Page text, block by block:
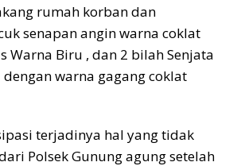
rumah korban dan
senapan angin warna coklat
Warna Biru , dan 2 bilah Senjata
warna gagang coklat
terjadinya hal yang tidak
Polsek Gunung agung setelah